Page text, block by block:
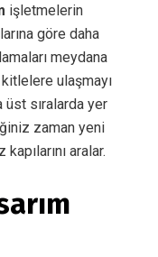
işletmelerin
göre daha
meydana
ulaşmayı
üst sıralarda yer
zaman yeni
aralar.